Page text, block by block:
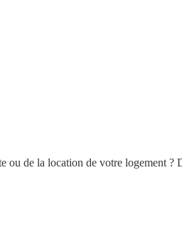
ou de la location de votre logement ?